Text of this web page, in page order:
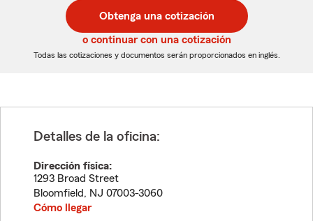
de
5
dígitos
de
5
dígitos
Obtenga una cotización
o continuar con una cotización
Todas las cotizaciones y documentos serán proporcionados en inglés.
Detalles de la oficina:
Dirección física:
1293 Broad Street
Bloomfield, NJ 07003-3060
Cómo llegar